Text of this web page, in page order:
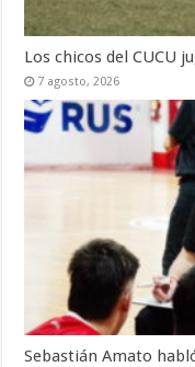
Los chicos del CUCU
7 agosto, 2026
Sebastián Amato